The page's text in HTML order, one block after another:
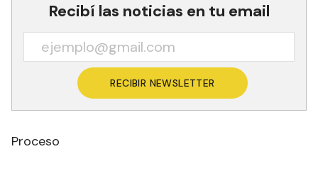
Recibí las noticias en tu email
RECIBIR NEWSLETTER
Proceso